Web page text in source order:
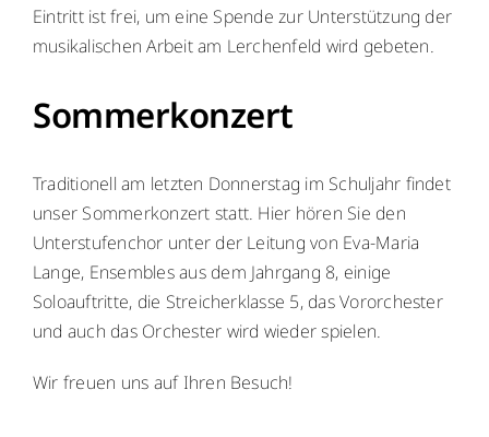
Eintritt ist frei, um eine Spende zur Unterstützung der
musikalischen Arbeit am Lerchenfeld wird gebeten.
Sommerkonzert
Traditionell am letzten Donnerstag im Schuljahr findet
unser Sommerkonzert statt. Hier hören Sie den
Unterstufenchor unter der Leitung von Eva-Maria
Lange, Ensembles aus dem Jahrgang 8, einige
Soloauftritte, die Streicherklasse 5, das Vororchester
und auch das Orchester wird wieder spielen.
Wir freuen uns auf Ihren Besuch!